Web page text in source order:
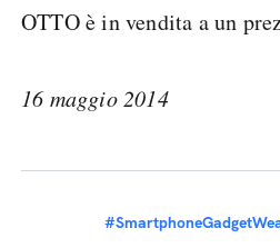
OTTO è in vendita a un
16 maggio 2014